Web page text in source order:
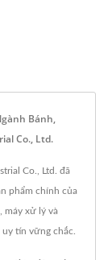
Bánh,
Co., Ltd.
Co., Ltd. đã
phẩm chính của
máy xử lý và
tín vững chắc.